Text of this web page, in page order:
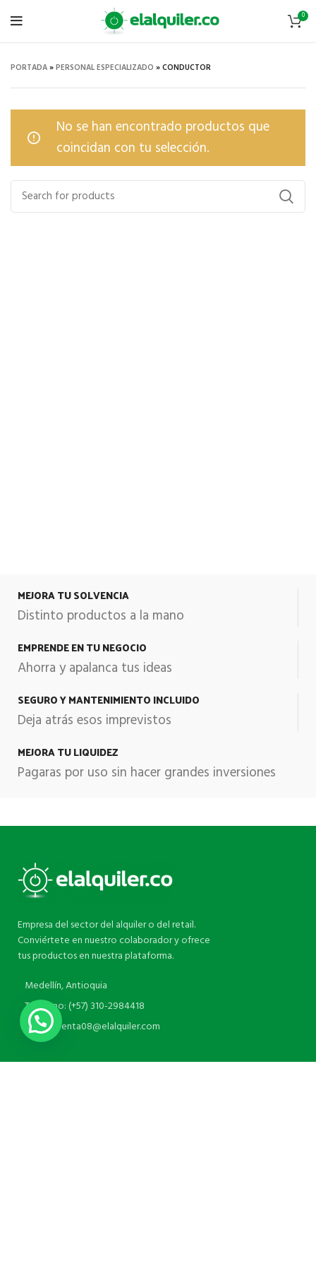
0
PORTADA»PERSONAL ESPECIALIZADO »CONDUCTOR
No se han encontrado productos que
coincidan con tu selección.
MEJORA TU SOLVENCIA
Distinto productos a la mano
EMPRENDE EN TU NEGOCIO
Ahorra y apalanca tus ideas
SEGURO Y MANTENIMIENTO INCLUIDO
Deja atrás esos imprevistos
MEJORA TU LIQUIDEZ
Pagaras por uso sin hacer grandes inversiones
Empresa del sector del alquiler o del retail.
Conviértete en nuestro colaborador y ofrece
tus productos en nuestra plataforma.
Medellín, Antioquia
Teléfono: (+57) 310-2984418
Correo:venta08@elalquiler.com